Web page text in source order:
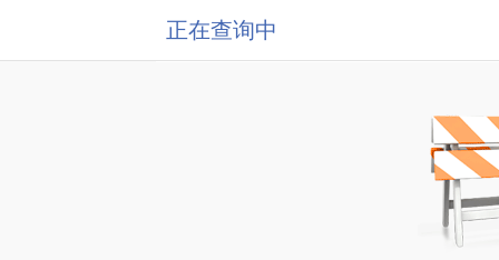
正在查询中